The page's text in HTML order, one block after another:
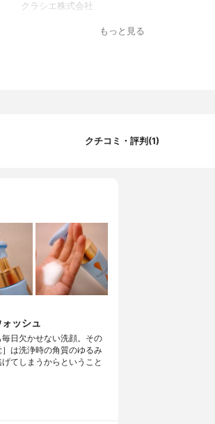
クラシエ株式会社
もっと見る
クチコミ・評判(1)
ッシュ
日欠かせない洗顔。その
］は洗浄時の角質のゆるみ
てしまうからということ